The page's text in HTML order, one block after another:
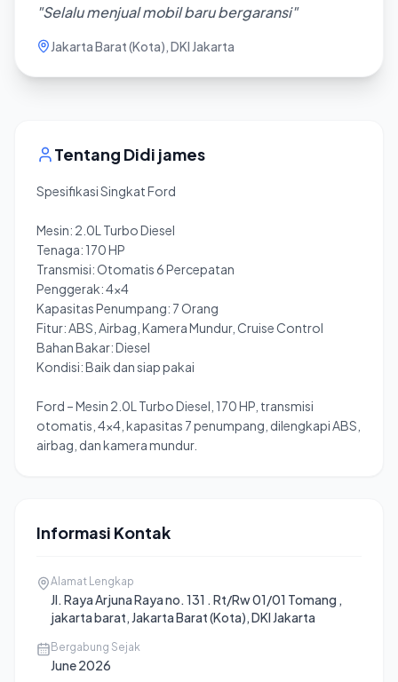
"Selalu menjual mobil baru bergaransi"
Jakarta Barat (Kota), DKI Jakarta
Tentang Didi james
Spesifikasi Singkat Ford
Mesin: 2.0L Turbo Diesel
Tenaga: 170 HP
Transmisi: Otomatis 6 Percepatan
Penggerak: 4x4
Kapasitas Penumpang: 7 Orang
Fitur: ABS, Airbag, Kamera Mundur, Cruise Control
Bahan Bakar: Diesel
Kondisi: Baik dan siap pakai
Ford – Mesin 2.0L Turbo Diesel, 170 HP, transmisi
otomatis, 4x4, kapasitas 7 penumpang, dilengkapi ABS,
airbag, dan kamera mundur.
Informasi Kontak
Alamat Lengkap
Jl. Raya Arjuna Raya no. 131 . Rt/Rw 01/01 Tomang ,
jakarta barat, Jakarta Barat (Kota), DKI Jakarta
Bergabung Sejak
June 2026